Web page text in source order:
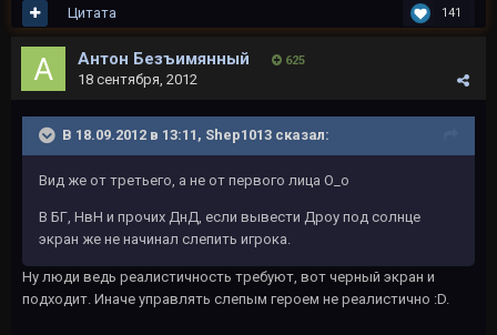
141
Цитата
Антон Безъимянный 625
18 сентября, 2012
В 18.09.2012 в 13:11, Shep1013 сказал:
Вид же от третьего, а не от первого лица О_о
В БГ, НвН и прочих ДнД, если вывести Дроу под солнце
экран же не начинал слепить игрока.
Ну люди ведь реалистичность требуют, вот черный экран и
подходит. Иначе управлять слепым героем не реалистично :D.